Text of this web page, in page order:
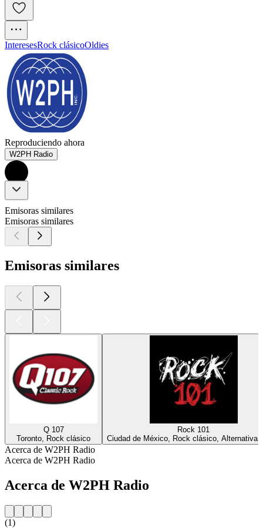
InteresesRock clásicoOldies
Reproduciendo ahora
W2PH Radio
Emisoras similares
Emisoras similares
Emisoras similares
Q 107
Toronto, Rock clásico
Rock 101
Ciudad de México, Rock clásico, Alternativa,
Acerca de W2PH Radio
Acerca de W2PH Radio
Acerca de W2PH Radio
(1)